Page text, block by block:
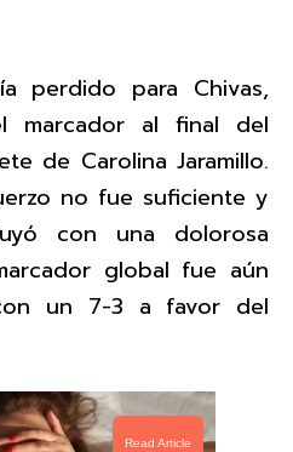
perdido para Chivas,
marcador al final del
de Carolina Jaramillo.
no fue suficiente y
con una dolorosa
global fue aún
un 7-3 a favor del
Read Article